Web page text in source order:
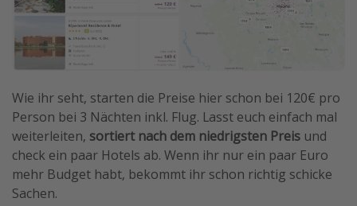
Wie ihr seht, starten die Preise hier schon bei 120€ pro
Person bei 3 Nächten inkl. Flug. Lasst euch einfach mal
weiterleiten, sortiert nach dem niedrigsten Preis und
check ein paar Hotels ab. Wenn ihr nur ein paar Euro
mehr Budget habt, bekommt ihr schon richtig schicke
Sachen.